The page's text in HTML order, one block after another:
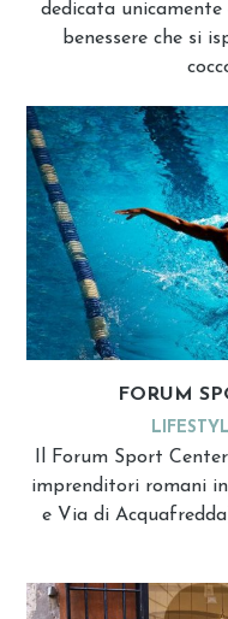
dedicata
benessere che si
FORUM
Il Forum Sport
imprenditori romani
e Via di